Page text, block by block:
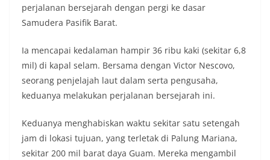
perjalanan bersejarah dengan pergi ke dasar
Samudera Pasifik Barat.
Ia mencapai kedalaman hampir 36 ribu kaki (sekitar 6,8
mil) di kapal selam. Bersama dengan Victor Nescovo,
seorang penjelajah laut dalam serta pengusaha,
keduanya melakukan perjalanan bersejarah ini.
Keduanya menghabiskan waktu sekitar satu setengah
jam di lokasi tujuan, yang terletak di Palung Mariana,
sekitar 200 mil barat daya Guam. Mereka mengambil